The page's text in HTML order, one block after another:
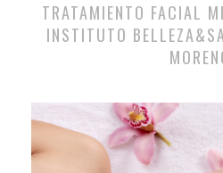
TRATAMIENTO FACIAL
INSTITUTO